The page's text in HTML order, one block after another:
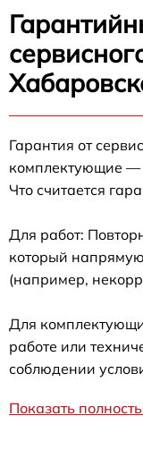
Гарантия от
комплектующие —
Что считается
Для работ:
который
(например,
Для
работе или
соблюдении
Показать